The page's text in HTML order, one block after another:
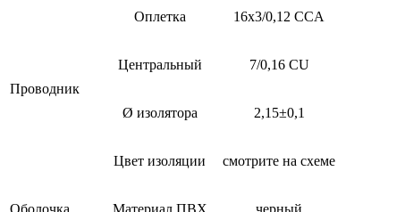
Проводник
Оплетка 16х3/0,12 CCA
Центральный 7/0,16 CU
Ø изолятора 2,15±0,1
Цвет изоляции смотрите на схеме
Оболочка Материал ПВХ черный